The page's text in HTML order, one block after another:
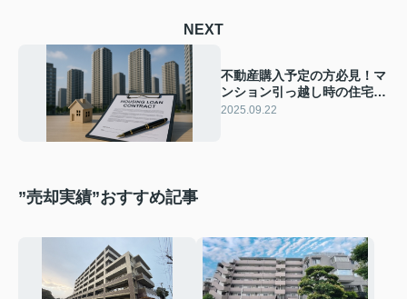
NEXT
不動産購入予定の方必見！マ
ンション引っ越し時の住宅ロ
ーンや税金の注意点も紹介
2025.09.22
”売却実績”おすすめ記事